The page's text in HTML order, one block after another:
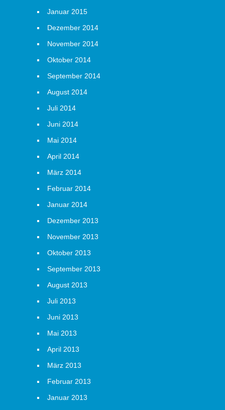
Januar 2015
Dezember 2014
November 2014
Oktober 2014
September 2014
August 2014
Juli 2014
Juni 2014
Mai 2014
April 2014
März 2014
Februar 2014
Januar 2014
Dezember 2013
November 2013
Oktober 2013
September 2013
August 2013
Juli 2013
Juni 2013
Mai 2013
April 2013
März 2013
Februar 2013
Januar 2013